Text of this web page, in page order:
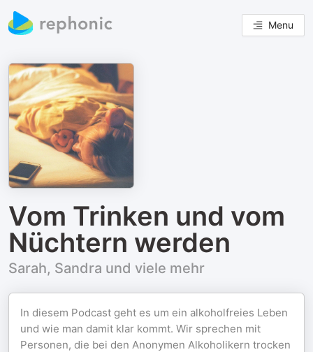
Menu
Vom Trinken und vom
Nüchtern werden
Sarah, Sandra und viele mehr
In diesem Podcast geht es um ein alkoholfreies Leben
und wie man damit klar kommt. Wir sprechen mit
Personen, die bei den Anonymen Alkoholikern trocken